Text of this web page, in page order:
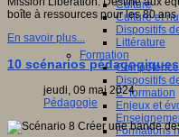
Culture
Culture et
Dispositifs
Littérature
Formation
Dispositifs
E- formation
Enjeux et
Formations
boîte à ressources pour les 80
En savoir plus...
10 scénarios pédagogiques
jeudi, 09 mai 2024
Pédagogie